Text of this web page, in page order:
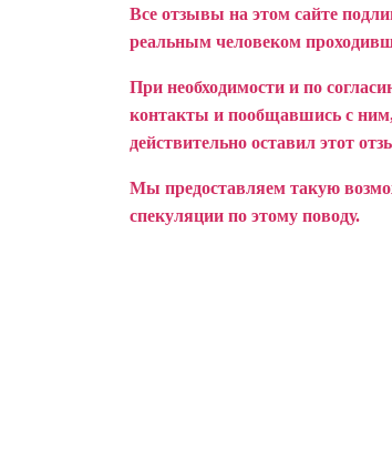
Все отзывы на этом сайте
реальным человеком
При необходимости и по
контакты и пообщавшись с ним,
действительно оставил этот
Мы предоставляем такую
спекуляции по этому поводу.